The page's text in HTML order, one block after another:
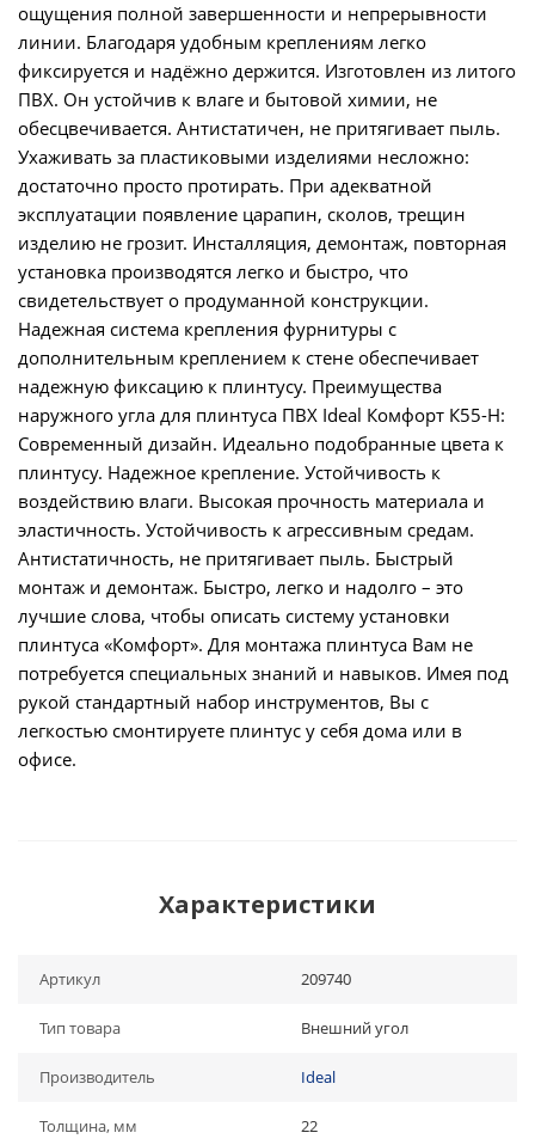
ощущения полной завершенности и непрерывности
линии. Благодаря удобным креплениям легко
фиксируется и надёжно держится. Изготовлен из литого
ПВХ. Он устойчив к влаге и бытовой химии, не
обесцвечивается. Антистатичен, не притягивает пыль.
Ухаживать за пластиковыми изделиями несложно:
достаточно просто протирать. При адекватной
эксплуатации появление царапин, сколов, трещин
изделию не грозит. Инсталляция, демонтаж, повторная
установка производятся легко и быстро, что
свидетельствует о продуманной конструкции.
Надежная система крепления фурнитуры с
дополнительным креплением к стене обеспечивает
надежную фиксацию к плинтусу. Преимущества
наружного угла для плинтуса ПВХ Ideal Комфорт К55-Н:
Современный дизайн. Идеально подобранные цвета к
плинтусу. Надежное крепление. Устойчивость к
воздействию влаги. Высокая прочность материала и
эластичность. Устойчивость к агрессивным средам.
Антистатичность, не притягивает пыль. Быстрый
монтаж и демонтаж. Быстро, легко и надолго – это
лучшие слова, чтобы описать систему установки
плинтуса «Комфорт». Для монтажа плинтуса Вам не
потребуется специальных знаний и навыков. Имея под
рукой стандартный набор инструментов, Вы с
легкостью смонтируете плинтус у себя дома или в
офисе.
Характеристики
Артикул 209740
Тип товара Внешний угол
Производитель Ideal
Толщина, мм 22